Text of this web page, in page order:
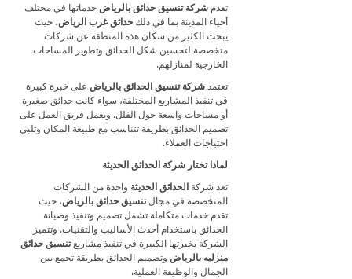
تقدم شركة تنسيق حدائق بالرياض خدماتها في مختلف
أحياء المدينة بما في ذلك حدائق غرب الرياض، حيث
يبحث الكثير من سكان هذه المنطقة عن شركات
متخصصة لتحسين شكل الحدائق وتطوير المساحات
الخارجية لمنازلهم.
تعتمد شركة تنسيق الحدائق بالرياض على خبرة كبيرة
في تنفيذ المشاريع المختلفة، سواء كانت حدائق صغيرة
أو مساحات واسعة حول الفلل. ويعمل فريق العمل على
تصميم الحدائق بطريقة تتناسب مع طبيعة المكان وتلبي
احتياجات العملاء.
لماذا تختار شركة الحدائق الحديثة
تعد شركة الحدائق الحديثة واحدة من الشركات
المتخصصة في مجالتنسيق حدائق بالرياض، حيث
تقدم خدمات متكاملة تشمل تصميم وتنفيذ وصيانة
الحدائق باستخدام أحدث الأساليب والتقنيات. وتتميز
الشركة بخبرتها الكبيرة في تنفيذ مشاريعتنسيق حدائق
منزليه بالرياض وتصميم الحدائق بطريقة تجمع بين
الجمال والوظيفة العملية.